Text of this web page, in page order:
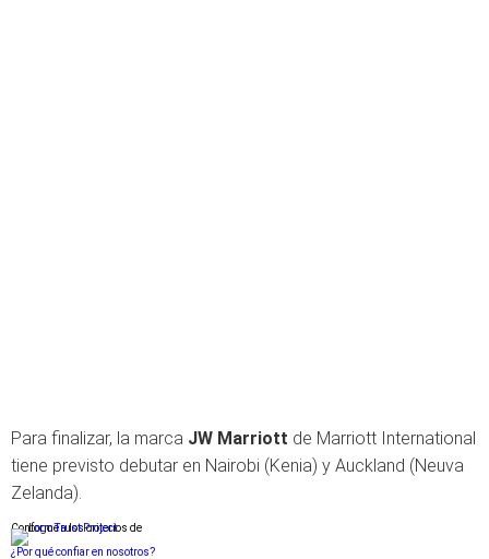
Para finalizar, la marca JW Marriott de Marriott International
tiene previsto debutar en Nairobi (Kenia) y Auckland (Neuva
Zelanda).
Conforme a los criterios de
¿Por qué confiar en nosotros?